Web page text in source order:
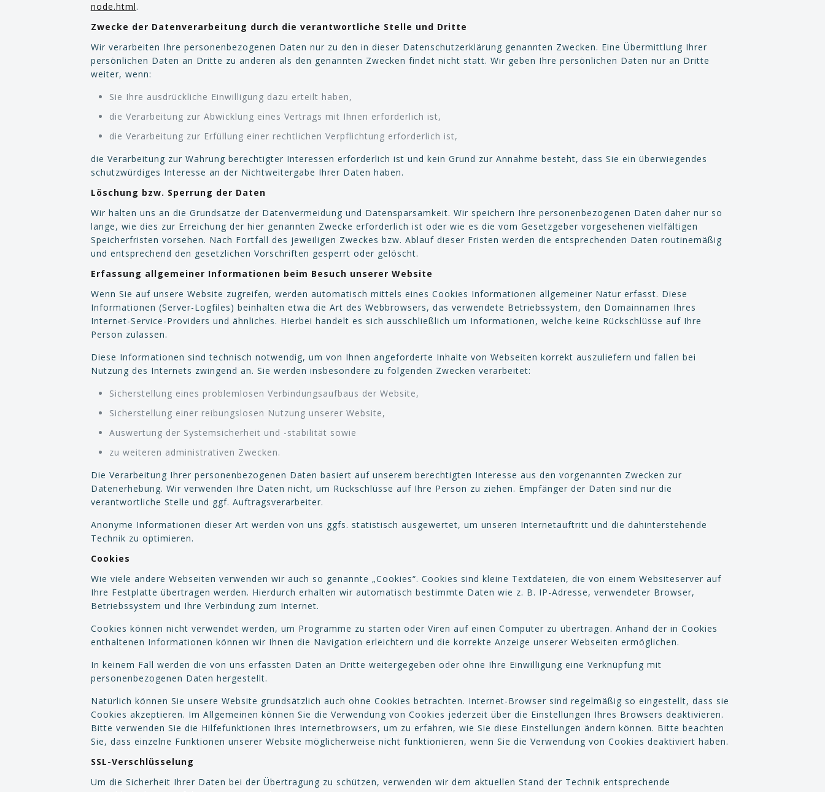
node.html.
Zwecke der Datenverarbeitung durch die verantwortliche Stelle und Dritte
Wir verarbeiten Ihre personenbezogenen Daten nur zu den in dieser Datenschutzerklärung genannten Zwecken. Eine Übermittlung Ihrer
persönlichen Daten an Dritte zu anderen als den genannten Zwecken findet nicht statt. Wir geben Ihre persönlichen Daten nur an Dritte
weiter, wenn:
Sie Ihre ausdrückliche Einwilligung dazu erteilt haben,
die Verarbeitung zur Abwicklung eines Vertrags mit Ihnen erforderlich ist,
die Verarbeitung zur Erfüllung einer rechtlichen Verpflichtung erforderlich ist,
die Verarbeitung zur Wahrung berechtigter Interessen erforderlich ist und kein Grund zur Annahme besteht, dass Sie ein überwiegendes
schutzwürdiges Interesse an der Nichtweitergabe Ihrer Daten haben.
Löschung bzw. Sperrung der Daten
Wir halten uns an die Grundsätze der Datenvermeidung und Datensparsamkeit. Wir speichern Ihre personenbezogenen Daten daher nur so
lange, wie dies zur Erreichung der hier genannten Zwecke erforderlich ist oder wie es die vom Gesetzgeber vorgesehenen vielfältigen
Speicherfristen vorsehen. Nach Fortfall des jeweiligen Zweckes bzw. Ablauf dieser Fristen werden die entsprechenden Daten routinemäßig
und entsprechend den gesetzlichen Vorschriften gesperrt oder gelöscht.
Erfassung allgemeiner Informationen beim Besuch unserer Website
Wenn Sie auf unsere Website zugreifen, werden automatisch mittels eines Cookies Informationen allgemeiner Natur erfasst. Diese
Informationen (Server-Logfiles) beinhalten etwa die Art des Webbrowsers, das verwendete Betriebssystem, den Domainnamen Ihres
Internet-Service-Providers und ähnliches. Hierbei handelt es sich ausschließlich um Informationen, welche keine Rückschlüsse auf Ihre
Person zulassen.
Diese Informationen sind technisch notwendig, um von Ihnen angeforderte Inhalte von Webseiten korrekt auszuliefern und fallen bei
Nutzung des Internets zwingend an. Sie werden insbesondere zu folgenden Zwecken verarbeitet:
Sicherstellung eines problemlosen Verbindungsaufbaus der Website,
Sicherstellung einer reibungslosen Nutzung unserer Website,
Auswertung der Systemsicherheit und -stabilität sowie
zu weiteren administrativen Zwecken.
Die Verarbeitung Ihrer personenbezogenen Daten basiert auf unserem berechtigten Interesse aus den vorgenannten Zwecken zur
Datenerhebung. Wir verwenden Ihre Daten nicht, um Rückschlüsse auf Ihre Person zu ziehen. Empfänger der Daten sind nur die
verantwortliche Stelle und ggf. Auftragsverarbeiter.
Anonyme Informationen dieser Art werden von uns ggfs. statistisch ausgewertet, um unseren Internetauftritt und die dahinterstehende
Technik zu optimieren.
Cookies
Wie viele andere Webseiten verwenden wir auch so genannte „Cookies“. Cookies sind kleine Textdateien, die von einem Websiteserver auf
Ihre Festplatte übertragen werden. Hierdurch erhalten wir automatisch bestimmte Daten wie z. B. IP-Adresse, verwendeter Browser,
Betriebssystem und Ihre Verbindung zum Internet.
Cookies können nicht verwendet werden, um Programme zu starten oder Viren auf einen Computer zu übertragen. Anhand der in Cookies
enthaltenen Informationen können wir Ihnen die Navigation erleichtern und die korrekte Anzeige unserer Webseiten ermöglichen.
In keinem Fall werden die von uns erfassten Daten an Dritte weitergegeben oder ohne Ihre Einwilligung eine Verknüpfung mit
personenbezogenen Daten hergestellt.
Natürlich können Sie unsere Website grundsätzlich auch ohne Cookies betrachten. Internet-Browser sind regelmäßig so eingestellt, dass sie
Cookies akzeptieren. Im Allgemeinen können Sie die Verwendung von Cookies jederzeit über die Einstellungen Ihres Browsers deaktivieren.
Bitte verwenden Sie die Hilfefunktionen Ihres Internetbrowsers, um zu erfahren, wie Sie diese Einstellungen ändern können. Bitte beachten
Sie, dass einzelne Funktionen unserer Website möglicherweise nicht funktionieren, wenn Sie die Verwendung von Cookies deaktiviert haben.
SSL-Verschlüsselung
Um die Sicherheit Ihrer Daten bei der Übertragung zu schützen, verwenden wir dem aktuellen Stand der Technik entsprechende